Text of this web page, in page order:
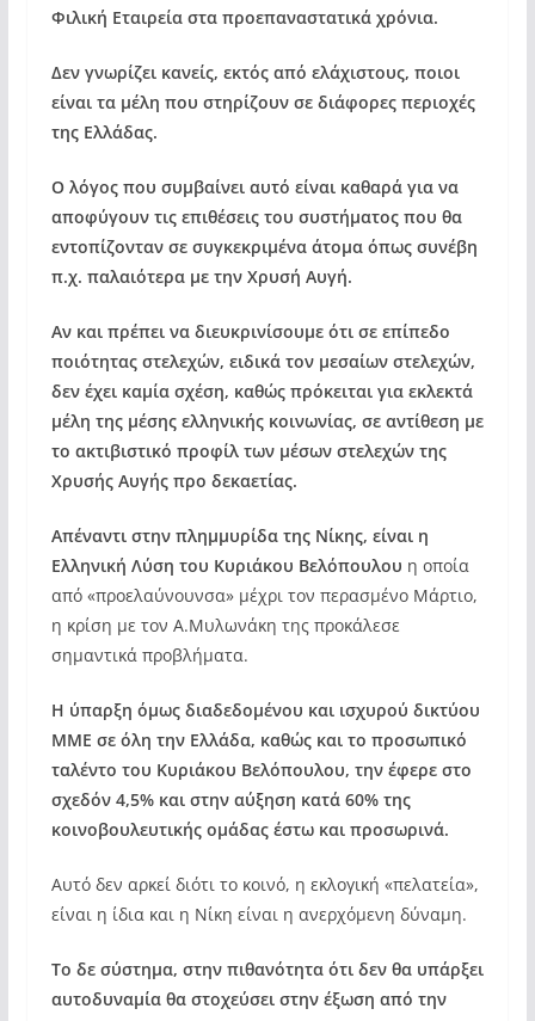
Φιλική Εταιρεία στα προεπαναστατικά χρόνια.
Δεν γνωρίζει κανείς, εκτός από ελάχιστους, ποιοι
είναι τα μέλη που στηρίζουν σε διάφορες περιοχές
της Ελλάδας.
Ο λόγος που συμβαίνει αυτό είναι καθαρά για να
αποφύγουν τις επιθέσεις του συστήματος που θα
εντοπίζονταν σε συγκεκριμένα άτομα όπως συνέβη
π.χ. παλαιότερα με την Χρυσή Αυγή.
Αν και πρέπει να διευκρινίσουμε ότι σε επίπεδο
ποιότητας στελεχών, ειδικά τον μεσαίων στελεχών,
δεν έχει καμία σχέση, καθώς πρόκειται για εκλεκτά
μέλη της μέσης ελληνικής κοινωνίας, σε αντίθεση με
το ακτιβιστικό προφίλ των μέσων στελεχών της
Χρυσής Αυγής προ δεκαετίας.
Απέναντι στην πλημμυρίδα της Νίκης, είναι η
Ελληνική Λύση του Κυριάκου Βελόπουλου η οποία
από «προελαύνουνσα» μέχρι τον περασμένο Μάρτιο,
η κρίση με τον Α.Μυλωνάκη της προκάλεσε
σημαντικά προβλήματα.
Η ύπαρξη όμως διαδεδομένου και ισχυρού δικτύου
ΜΜΕ σε όλη την Ελλάδα, καθώς και το προσωπικό
ταλέντο του Κυριάκου Βελόπουλου, την έφερε στο
σχεδόν 4,5% και στην αύξηση κατά 60% της
κοινοβουλευτικής ομάδας έστω και προσωρινά.
Αυτό δεν αρκεί διότι το κοινό, η εκλογική «πελατεία»,
είναι η ίδια και η Νίκη είναι η ανερχόμενη δύναμη.
Το δε σύστημα, στην πιθανότητα ότι δεν θα υπάρξει
αυτοδυναμία θα στοχεύσει στην έξωση από την